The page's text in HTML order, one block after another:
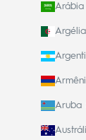
Arábia
Aruba